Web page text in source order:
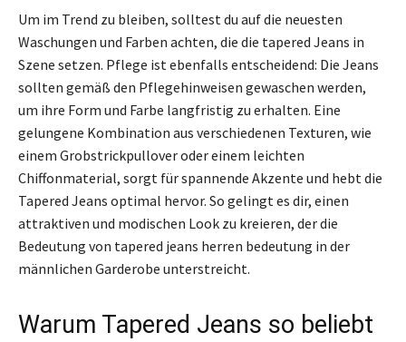
Um im Trend zu bleiben, solltest du auf die neuesten
Waschungen und Farben achten, die die tapered Jeans in
Szene setzen. Pflege ist ebenfalls entscheidend: Die Jeans
sollten gemäß den Pflegehinweisen gewaschen werden,
um ihre Form und Farbe langfristig zu erhalten. Eine
gelungene Kombination aus verschiedenen Texturen, wie
einem Grobstrickpullover oder einem leichten
Chiffonmaterial, sorgt für spannende Akzente und hebt die
Tapered Jeans optimal hervor. So gelingt es dir, einen
attraktiven und modischen Look zu kreieren, der die
Bedeutung von tapered jeans herren bedeutung in der
männlichen Garderobe unterstreicht.
Warum Tapered Jeans so beliebt